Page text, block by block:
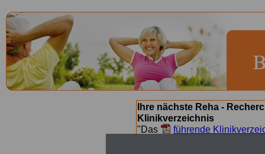
Ihre nächste Reha -
Klinikverzeichnis
"Das
führende